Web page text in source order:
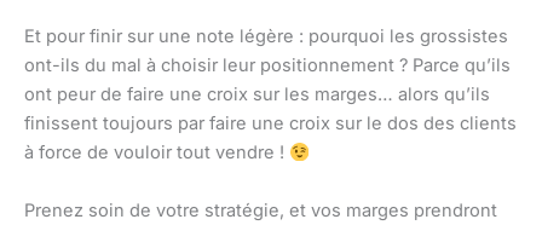
Et pour finir sur une note légère : pourquoi les grossistes
ont-ils du mal à choisir leur positionnement ? Parce qu’ils
ont peur de faire une croix sur les marges… alors qu’ils
finissent toujours par faire une croix sur le dos des clients
à force de vouloir tout vendre !
Prenez soin de votre stratégie, et vos marges prendront